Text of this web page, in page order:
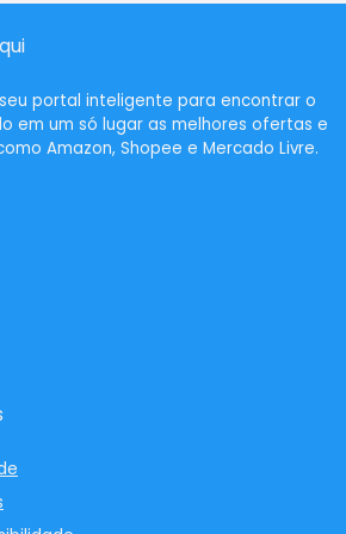
portal inteligente para encontrar o
em um só lugar as melhores ofertas e
Amazon, Shopee e Mercado Livre.